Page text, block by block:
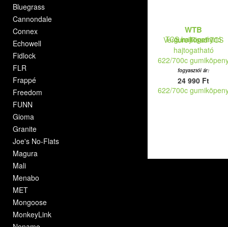
Bluegrass
Cannondale
Connex
Echowell
Fidlock
FLR
Frappé
Freedom
FUNN
Gioma
Granite
Joe's No-Flats
Magura
Mali
Menabo
MET
Mongoose
MonkeyLink
WTB
Venture Road TCS
hajtogatható
622/700c
fogyasztói ár:
24 990 Ft